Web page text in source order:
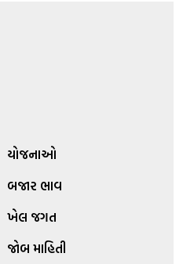
યોજનાઓ
બજાર ભાવ
ખેલ જગત
જોબ માહિતી